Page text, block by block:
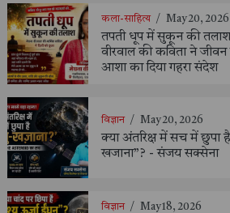
कला-साहित्य / May 20, 2026
तपती धूप में सुकून की
वीरवाल की कविता ने
आशा का दिया गहरा संदेश
विज्ञान / May 20, 2026
क्या अंतरिक्ष में सच में छुपा
खजाना”? - संजय सक्सेना
विज्ञान / May 18, 2026